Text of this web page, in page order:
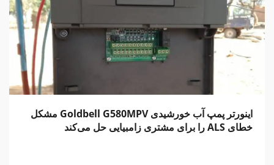
اینورتر پمپ آب خورشیدی Goldbell G580MPV مشکل
خطای ALS را برای مشتری زامبیایی حل می‌کند